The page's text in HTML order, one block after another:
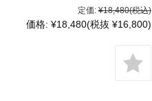
定価: ¥18,480(税込)
価格: ¥18,480(税抜 ¥16,800)